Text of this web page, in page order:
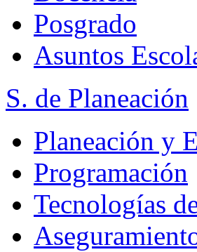
Posgrado
Asuntos
S. de Planeación
Planeación y
Programación
Tecnologías